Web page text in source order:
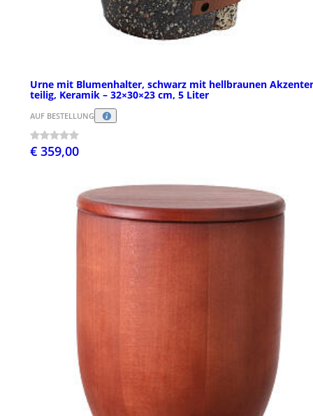
Urne mit Blumenhalter, schwarz mit hellbraunen
teilig, Keramik – 32×30×23 cm, 5 Liter
AUF BESTELLUNG
€ 359,00